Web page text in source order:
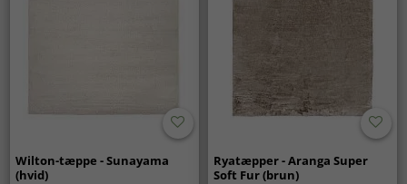
Wilton-tæppe - Sunayama
(hvid)
Ryatæpper - Aranga Super
Soft Fur (brun)